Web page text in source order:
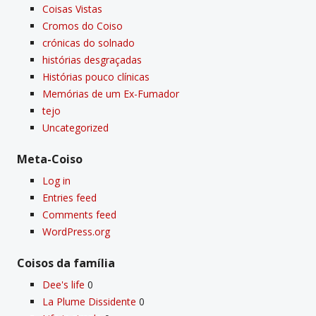
Coisas Vistas
Cromos do Coiso
crónicas do solnado
histórias desgraçadas
Histórias pouco clí­nicas
Memórias de um Ex-Fumador
tejo
Uncategorized
Meta-Coiso
Log in
Entries feed
Comments feed
WordPress.org
Coisos da famí­lia
Dee's life 0
La Plume Dissidente 0